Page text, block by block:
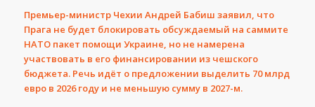
Премьер-министр Чехии Андрей Бабиш заявил, что
Прага не будет блокировать обсуждаемый на саммите
НАТО пакет помощи Украине, но не намерена
участвовать в его финансировании из чешского
бюджета. Речь идёт о предложении выделить 70 млрд
евро в 2026 году и не меньшую сумму в 2027-м.